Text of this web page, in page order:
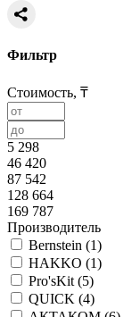
Фильтр
Стоимость, ₸
5 298
46 420
87 542
128 664
169 787
Производитель
Bernstein (1)
HAKKO (1)
Pro'sKit (5)
QUICK (4)